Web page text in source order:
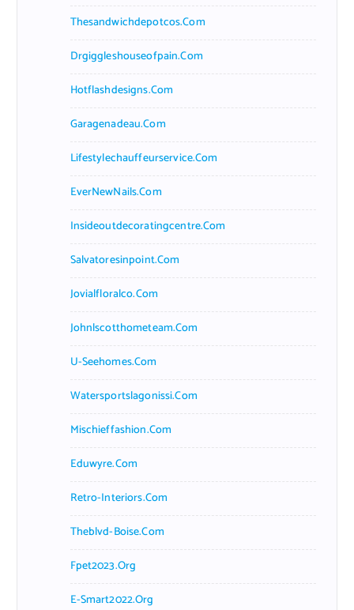
Thesandwichdepotcos.com
Drgiggleshouseofpain.com
Hotflashdesigns.com
Garagenadeau.com
Lifestylechauffeurservice.com
EverNewNails.com
Insideoutdecoratingcentre.com
Salvatoresinpoint.com
Jovialfloralco.com
Johnlscotthometeam.com
U-Seehomes.com
Watersportslagonissi.com
Mischieffashion.com
Eduwyre.com
Retro-Interiors.com
Theblvd-Boise.com
Fpet2023.org
E-Smart2022.org